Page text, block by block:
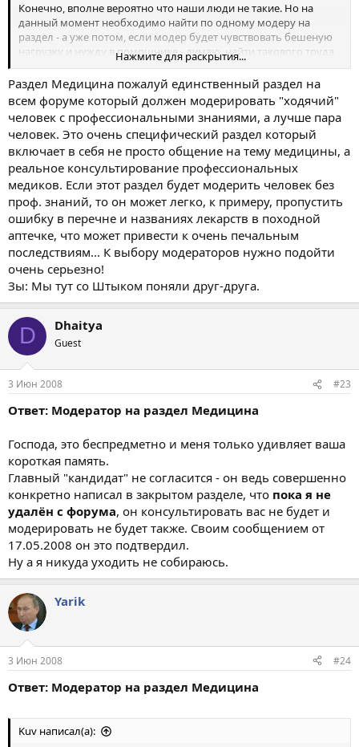
Конечно, вполне вероятно что наши люди не такие. Но на
данный момент необходимо найти по одному модеру на
раздел - а уже потом, если модер будет чувствовать бешеную
нагрузку и нужду в помощнике - думаю, найти такового труда
не составит. Потому что даже без спецзнаний по тематике
раздела - найдутся люди, которые захотят и смогут просто
следить за соблюдением правил.
Нажмите для раскрытия...
Раздел Медицина пожалуй единственный раздел на
всем форуме который должен модерировать "ходячий"
человек с профессиональными знаниями, а лучше пара
человек. Это очень специфический раздел который
включает в себя не просто общение на тему медицины, а
реальное консультирование профессиональных
медиков. Если этот раздел будет модерить человек без
проф. знаний, то он может легко, к примеру, пропустить
ошибку в перечне и названиях лекарств в походной
аптечке, что может привести к очень печальным
последствиям... К выбору модераторов нужно подойти
очень серьезно!
Зы: Мы тут со Штыком поняли друг-друга.
D Dhaitya
Guest
3 Июн 2008 #23
Ответ: Модератор на раздел Медицина
Господа, это беспредметно и меня только удивляет ваша
короткая память.
Главный "кандидат" не согласится - он ведь совершенно
конкретно написал в закрытом разделе, что пока я не
удалён с форума, он консультировать вас не будет и
модерировать не будет также. Своим сообщением от
17.05.2008 он это подтвердил.
Ну а я никуда уходить не собираюсь.
Yarik
3 Июн 2008 #24
Ответ: Модератор на раздел Медицина
Kuv написал(а):